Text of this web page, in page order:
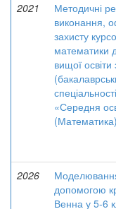
2021
Методичні
виконання,
захисту
математики
вищої
«Середня
2026
допомогою
Венна у 5-6